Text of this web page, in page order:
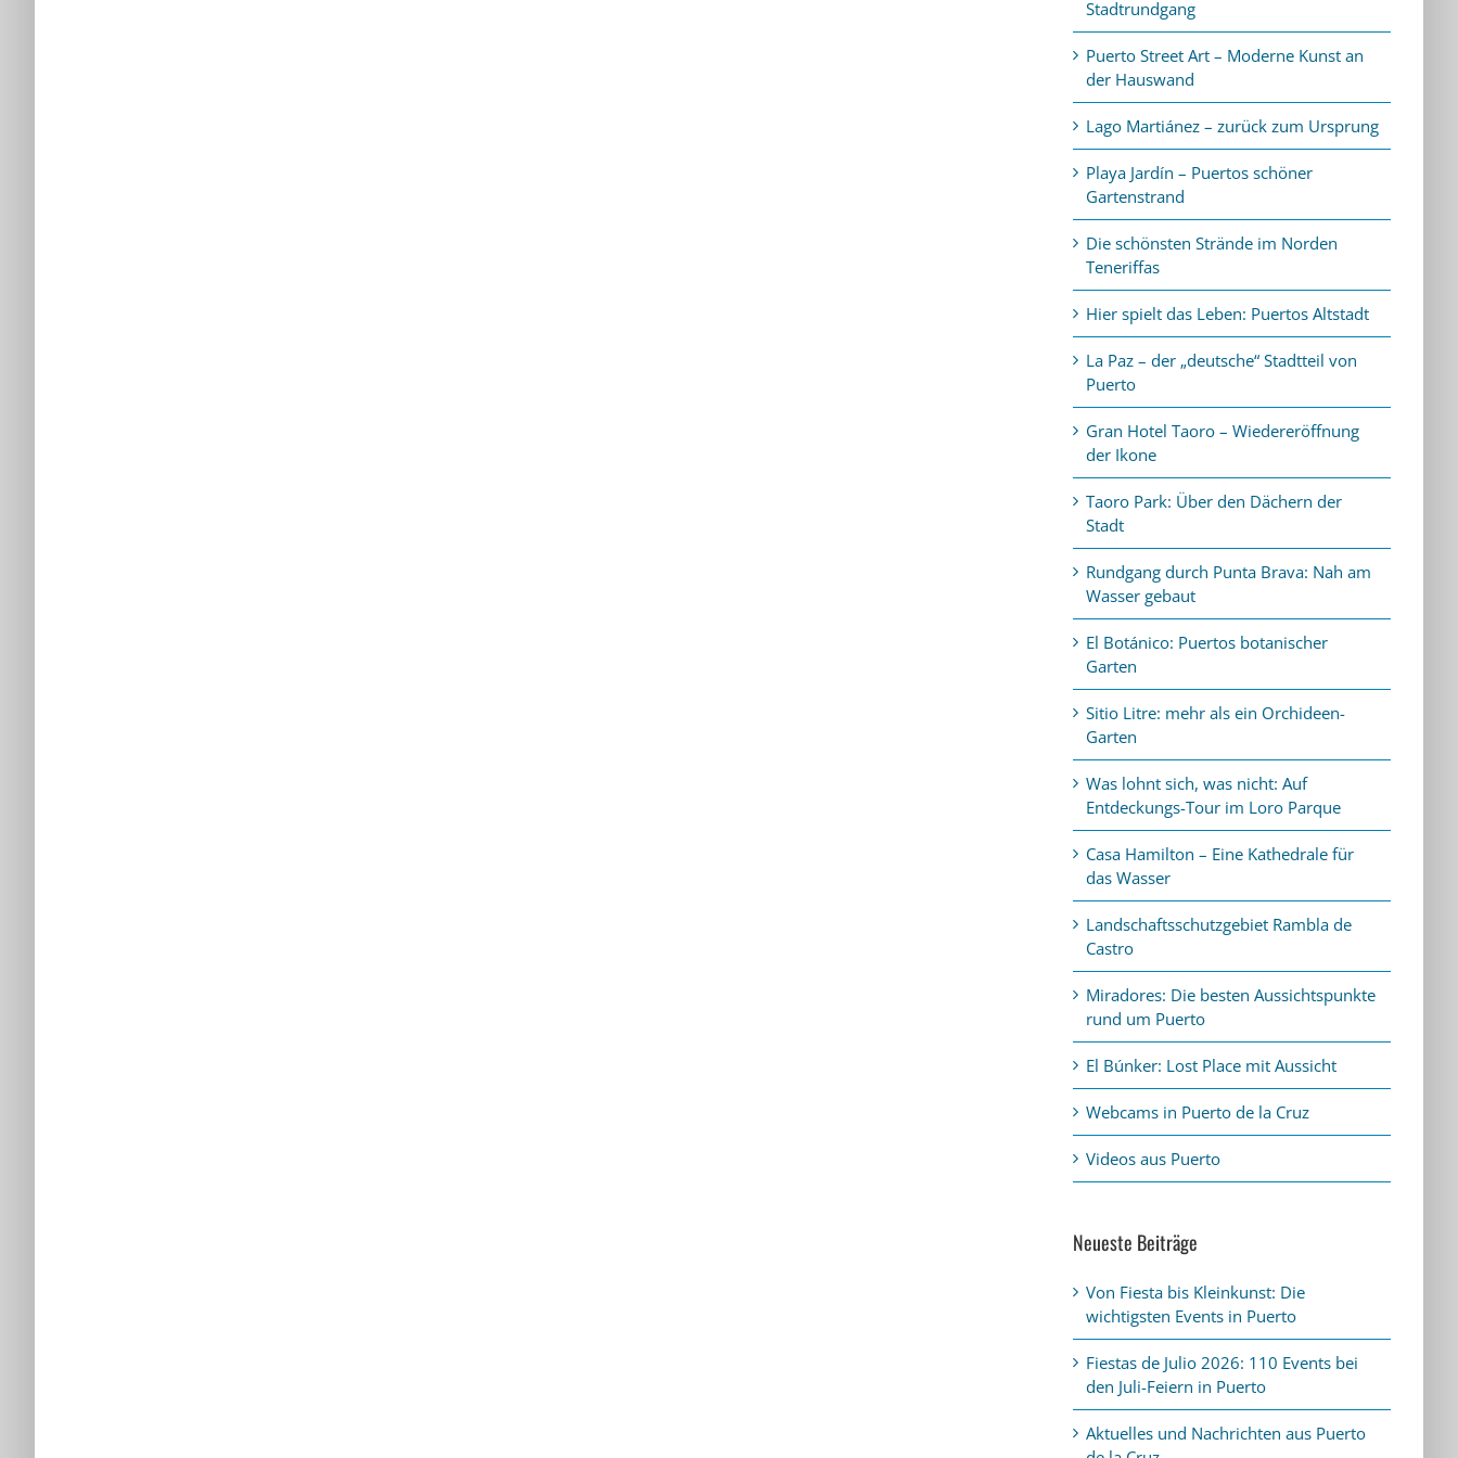
Stadtrundgang
Puerto Street Art – Moderne Kunst an
der Hauswand
Lago Martiánez – zurück zum Ursprung
Playa Jardín – Puertos schöner
Gartenstrand
Die schönsten Strände im Norden
Teneriffas
Hier spielt das Leben: Puertos Altstadt
La Paz – der „deutsche“ Stadtteil von
Puerto
Gran Hotel Taoro – Wiedereröffnung
der Ikone
Taoro Park: Über den Dächern der
Stadt
Rundgang durch Punta Brava: Nah am
Wasser gebaut
El Botánico: Puertos botanischer
Garten
Sitio Litre: mehr als ein Orchideen-
Garten
Was lohnt sich, was nicht: Auf
Entdeckungs-Tour im Loro Parque
Casa Hamilton – Eine Kathedrale für
das Wasser
Landschaftsschutzgebiet Rambla de
Castro
Miradores: Die besten Aussichtspunkte
rund um Puerto
El Búnker: Lost Place mit Aussicht
Webcams in Puerto de la Cruz
Videos aus Puerto
Neueste Beiträge
Von Fiesta bis Kleinkunst: Die
wichtigsten Events in Puerto
Fiestas de Julio 2026: 110 Events bei
den Juli-Feiern in Puerto
Aktuelles und Nachrichten aus Puerto